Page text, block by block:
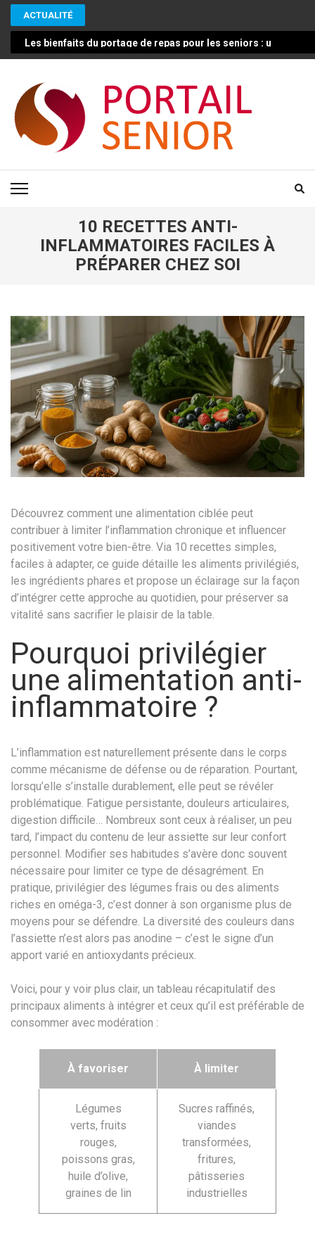
Aller
contenu
(Pressez
ACTUALITÉ
Les bienfaits du portage de repas pour les seniors : une
PORTAIL SENIOR
10 RECETTES ANTI-
INFLAMMATOIRES FACILES À
PRÉPARER CHEZ SOI
Découvrez comment une alimentation ciblée peut
contribuer à limiter l’inflammation chronique et influencer
positivement votre bien-être. Via 10 recettes simples,
faciles à adapter, ce guide détaille les aliments privilégiés,
les ingrédients phares et propose un éclairage sur la façon
d’intégrer cette approche au quotidien, pour préserver sa
vitalité sans sacrifier le plaisir de la table.
Pourquoi privilégier
une alimentation anti-
inflammatoire ?
L’inflammation est naturellement présente dans le corps
comme mécanisme de défense ou de réparation. Pourtant,
lorsqu’elle s’installe durablement, elle peut se révéler
problématique. Fatigue persistante, douleurs articulaires,
digestion difficile… Nombreux sont ceux à réaliser, un peu
tard, l’impact du contenu de leur assiette sur leur confort
personnel. Modifier ses habitudes s’avère donc souvent
nécessaire pour limiter ce type de désagrément. En
pratique, privilégier des légumes frais ou des aliments
riches en oméga-3, c’est donner à son organisme plus de
moyens pour se défendre. La diversité des couleurs dans
l’assiette n’est alors pas anodine – c’est le signe d’un
apport varié en antioxydants précieux.
Voici, pour y voir plus clair, un tableau récapitulatif des
principaux aliments à intégrer et ceux qu’il est préférable de
consommer avec modération :
À favoriser À limiter
Légumes
verts, fruits
rouges,
poissons gras,
huile d’olive,
graines de lin
Sucres raffinés,
viandes
transformées,
fritures,
pâtisseries
industrielles